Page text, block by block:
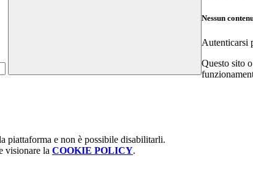
Nessun
Autenticarsi
Questo sito
piattaforma e non è possibile disabilitarli.
visionare la COOKIE POLICY.